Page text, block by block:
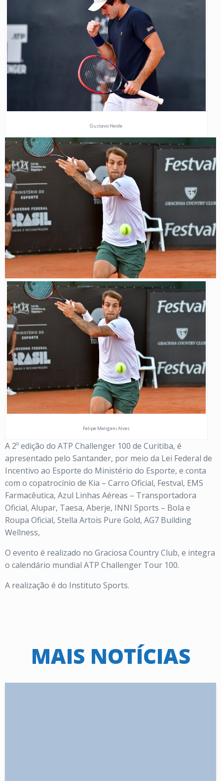
Gustavo Heide
Felipe Meligeni Alves
A 2º edição do ATP Challenger 100 de Curitiba, é
apresentado pelo Santander, por meio da Lei Federal de
Incentivo ao Esporte do Ministério do Esporte, e conta
com o copatrocínio de Kia – Carro Oficial, Festval, EMS
Farmacêutica, Azul Linhas Aéreas – Transportadora
Oficial, Alupar, Taesa, Aberje, INNI Sports – Bola e
Roupa Oficial, Stella Artois Pure Gold, AG7 Building
Wellness,
O evento é realizado no Graciosa Country Club, e integra
o calendário mundial ATP Challenger Tour 100.
A realização é do Instituto Sports.
MAIS NOTÍCIAS